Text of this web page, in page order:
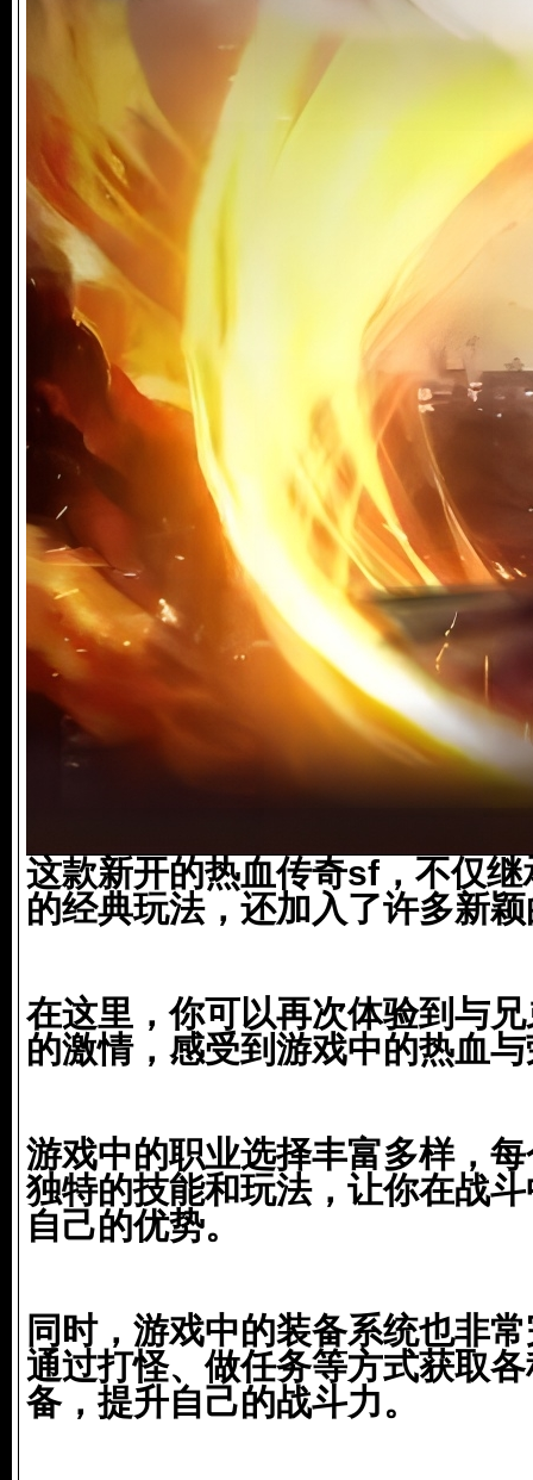
这款新开的热血传奇sf，不仅
的经典玩法，还加入了许多新
在这里，你可以再次体验到与
的激情，感受到游戏中的热血
游戏中的职业选择丰富多样，
独特的技能和玩法，让你在战
自己的优势。
同时，游戏中的装备系统也非
通过打怪、做任务等方式获取
备，提升自己的战斗力。